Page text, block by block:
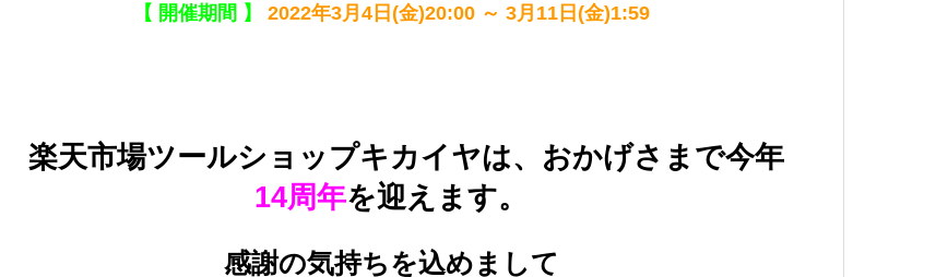
【 開催期間 】 2022年3月4日(金)20:00 ～ 3月11日(金)1:59
楽天市場ツールショップキカイヤは、おかげさまで今年
14周年を迎えます。
感謝の気持ちを込めまして